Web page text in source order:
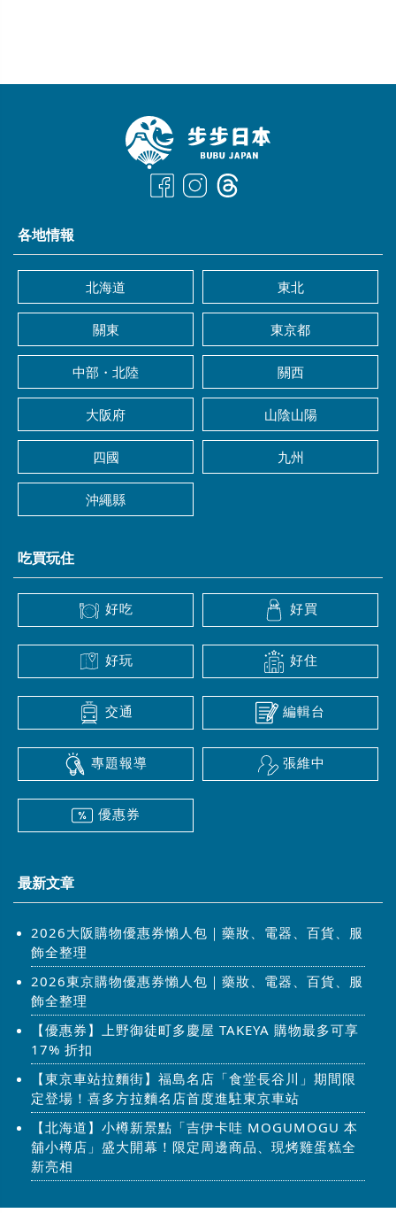
各地情報
北海道 東北
關東 東京都
中部・北陸 關西
大阪府 山陰山陽
四國 九州
沖繩縣
吃買玩住
好吃 好買
好玩 好住
交通 編輯台
專題報導 張維中
優惠券
最新文章
2026大阪購物優惠券懶人包｜藥妝、電器、百貨、服
飾全整理
2026東京購物優惠券懶人包｜藥妝、電器、百貨、服
飾全整理
【優惠券】上野御徒町多慶屋 TAKEYA 購物最多可享
17% 折扣
【東京車站拉麵街】福島名店「食堂長谷川」期間限
定登場！喜多方拉麵名店首度進駐東京車站
【北海道】小樽新景點「吉伊卡哇 MOGUMOGU 本
舖小樽店」盛大開幕！限定周邊商品、現烤雞蛋糕全
新亮相